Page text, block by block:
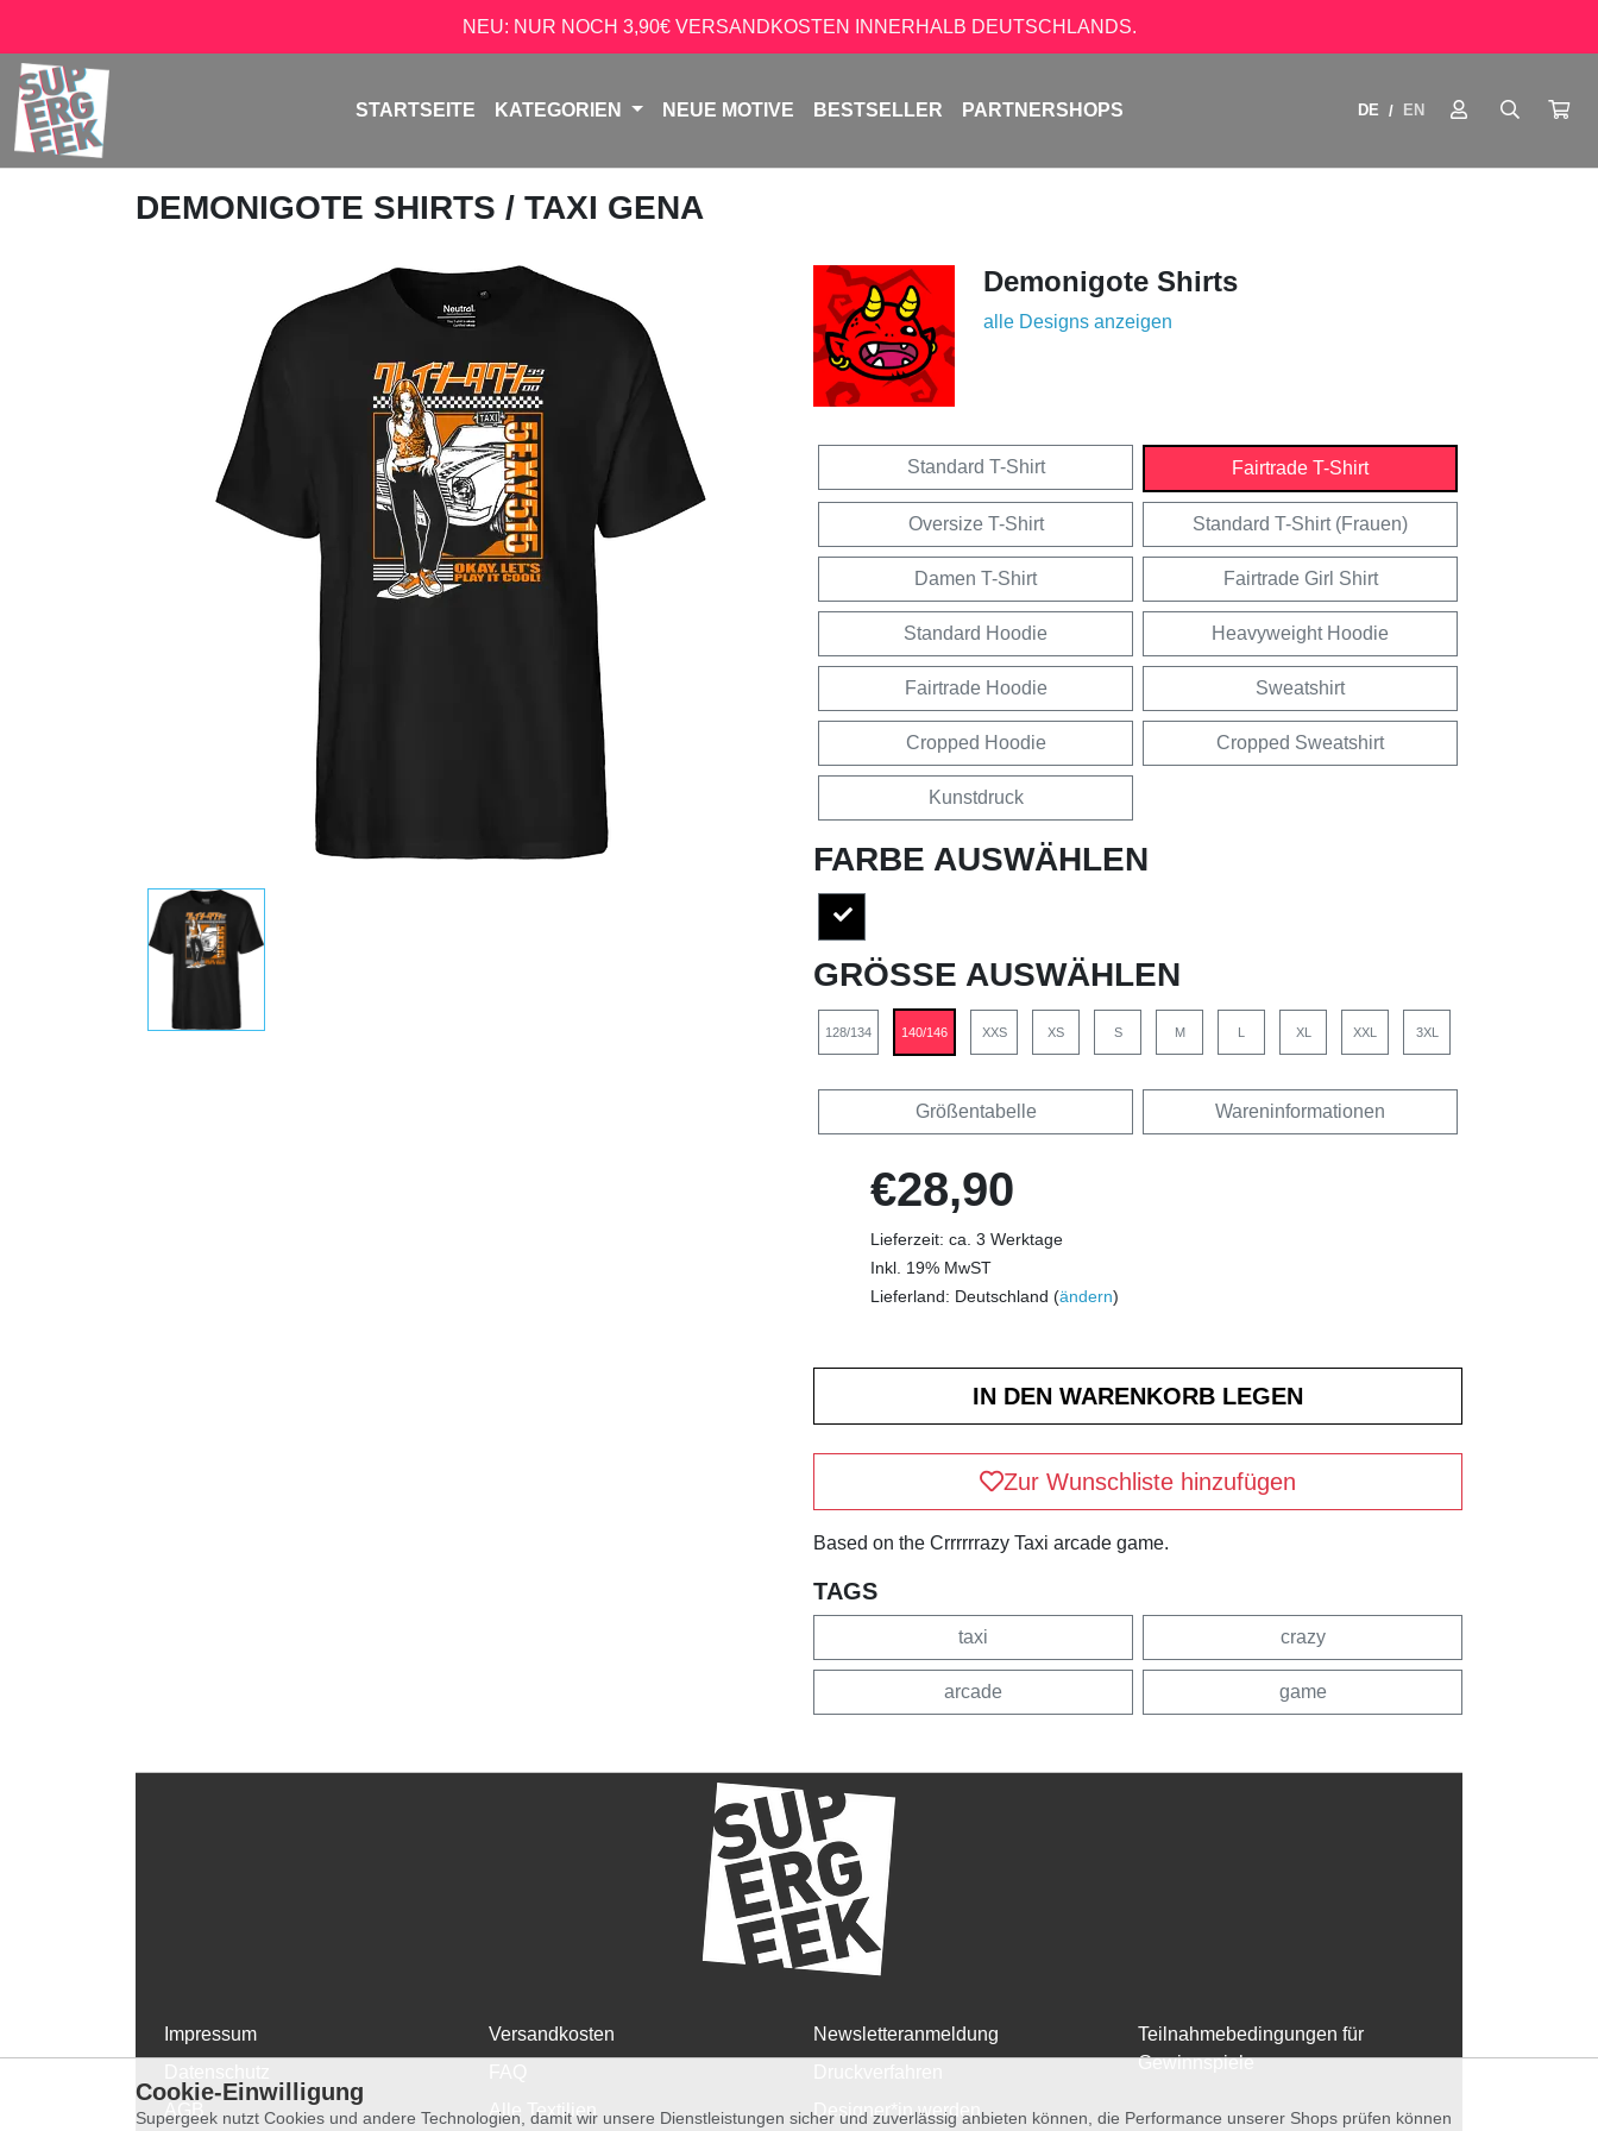
NEU: NUR NOCH 3,90€ VERSANDKOSTEN INNERHALB DEUTSCHLANDS.
STARTSEITE KATEGORIEN NEUE MOTIVE BESTSELLER PARTNERSHOPS DE / EN
DEMONIGOTE SHIRTS / TAXI GENA
Demonigote Shirts
alle Designs anzeigen
Standard T-Shirt Fairtrade T-Shirt
Oversize T-Shirt Standard T-Shirt (Frauen)
Damen T-Shirt Fairtrade Girl Shirt
Standard Hoodie Heavyweight Hoodie
Fairtrade Hoodie Sweatshirt
Cropped Hoodie Cropped Sweatshirt
Kunstdruck
FARBE AUSWÄHLEN
GRÖSSE AUSWÄHLEN
128/134 140/146 XXS XS S M L XL XXL 3XL
Größentabelle Wareninformationen
€28,90
Lieferzeit: ca. 3 Werktage
Inkl. 19% MwST
Lieferland: Deutschland (ändern)
Zur Wunschliste hinzufügen
Based on the Crrrrrrazy Taxi arcade game.
TAGS
taxi crazy
arcade game
Impressum
Versandkosten
Alle Textilien
Newsletteranmeldung
Designer*in werden
Teilnahmebedingungen für
Gewinnspiele
Cookie-Einwilligung
Supergeek nutzt Cookies und andere Technologien, damit wir unsere Dienstleistungen sicher und zuverlässig anbieten können, die Performance unserer Shops prüfen können